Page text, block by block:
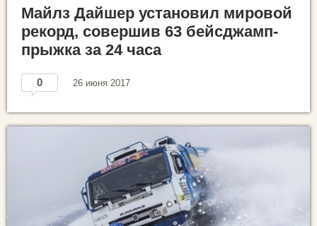
Майлз Дайшер установил мировой
рекорд, совершив 63 бейсджамп-
прыжка за 24 часа
0 26 июня 2017